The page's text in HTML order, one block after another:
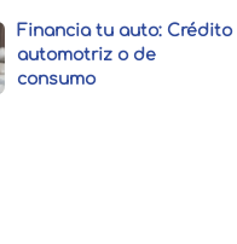
Financia tu auto: Crédito
automotriz o de
consumo